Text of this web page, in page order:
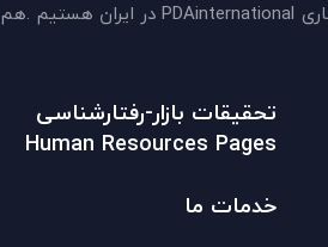
ميدهيم که اکنون بهترين گزينه را برای سنجش و دريافت مشاوره انتخاب نموده ايد ما نماینده انحصاری PDAinternational در ایران هستیم .هم
تحقیقات بازار-رفتارشناسی
Human Resources Pages
خدمات ما